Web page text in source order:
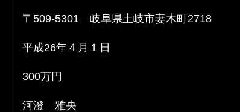
〒509-5301 岐阜県土岐市妻木町2718
平成26年４月１日
300万円
河澄 雅央